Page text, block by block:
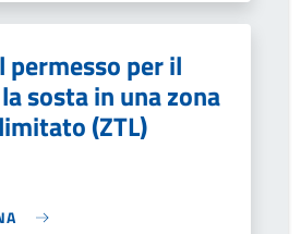
permesso per il
sosta in una zona
(ZTL)